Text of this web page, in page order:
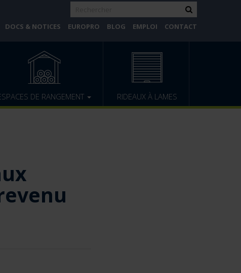
DOCS & NOTICES EUROPRO BLOG EMPLOI CONTACT
DE RANGEMENT RIDEAUX À LAMES